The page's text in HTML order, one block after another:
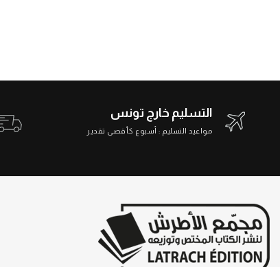
التسليم خارج تونس
مواعيد التسليم : أسبوع كأقصى تقدير